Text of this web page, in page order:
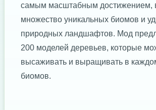
самым масштабным достижением,
множество уникальных биомов и
природных ландшафтов. Мод
200 моделей деревьев, которые
высаживать и выращивать в
биомов.